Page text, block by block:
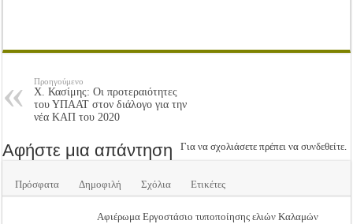
Προηγούμενο
Χ. Κασίμης: Οι προτεραιότητες
του ΥΠΑΑΤ στον διάλογο για την
νέα ΚΑΠ του 2020
Αφήστε μια απάντηση Για να σχολιάσετε πρέπει νασυνδεθείτε.
Πρόσφατα Δημοφιλή Σχόλια Ετικέτες
Αφιέρωμα Εργοστάσιο τυποποίησης ελιών Καλαμών